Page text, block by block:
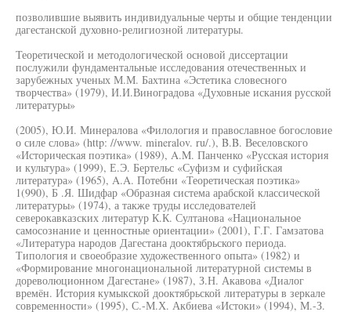
позволившие выявить индивидуальные черты и общие тенденции
дагестанской духовно-религиозной литературы.
Теоретической и методологической основой диссертации
послужили фундаментальные исследования отечественных и
зарубежных ученых М.М. Бахтина «Эстетика словесного
творчества» (1979), И.И.Виноградова «Духовные искания русской
литературы»
(2005), Ю.И. Минералова «Филология и православное богословие
о силе слова» (http: //www. mineralov. ru/.), B.B. Веселовского
«Историческая поэтика» (1989), A.M. Панченко «Русская история
и культура» (1999), Е.Э. Бертельс «Суфизм и суфийская
литература» (1965), A.A. Потебни «Теоретическая поэтика»
1(990), Б .Я. Шидфар «Образная система арабской классической
литературы» (1974), а также труды исследователей
северокавказских литератур К.К. Султанова «Национальное
самосознание и ценностные ориентации» (2001), Г.Г. Гамзатова
«Литература народов Дагестана дооктябрьского периода.
Типология и своеобразие художественного опыта» (1982) и
«Формирование многонациональной литературной системы в
дореволюционном Дагестане» (1987), З.Н. Акавова «Диалог
времён. История кумыкской дооктябрьской литературы в зеркале
современности» (1995), С.-М.Х. Акбиева «Истоки» (1994), М.-З.